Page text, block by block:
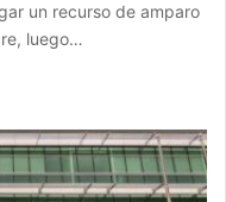
un recurso de amparo
luego…